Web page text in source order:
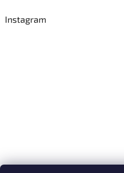
Instagram